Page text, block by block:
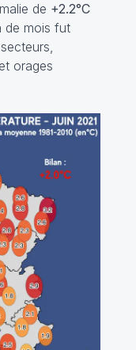
de +2.2°C
mois fut
orages